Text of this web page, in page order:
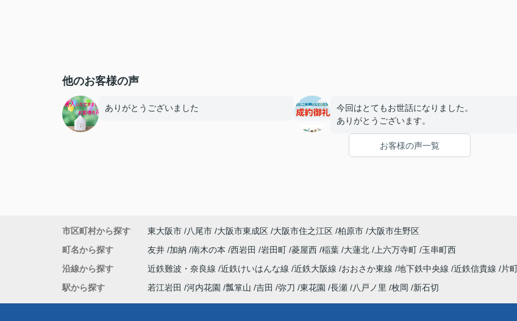
他のお客様の声
ありがとうございました
今回はとてもお世話になりました。
ありがとうございます。
お客様の声一覧
市区町村から探す 東大阪市 八尾市 大阪市東成区 大阪市住之江区 柏原市 大阪市生野区
町名から探す
友井 加納 南木の本 西岩田 岩田町 菱屋西 稲葉 大蓮北 上六万寺町 玉串町西
沿線から探す
近鉄難波・奈良線 近鉄けいはんな線 近鉄大阪線 おおさか東線 地下鉄中央線 近鉄信貴線 片
駅から探す
若江岩田 河内花園 瓢箪山 吉田 弥刀 東花園 長瀬 八戸ノ里 枚岡 新石切